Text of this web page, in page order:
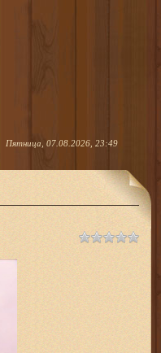
Пятница, 07.08.2026, 23:49